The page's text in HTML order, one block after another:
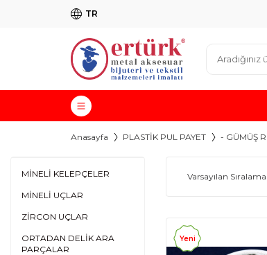
TR
Anasayfa PLASTİK PUL PAYET - GÜMÜŞ
MİNELİ KELEPÇELER
MİNELİ UÇLAR
ZİRCON UÇLAR
ORTADAN DELİK ARA
PARÇALAR
Yeni